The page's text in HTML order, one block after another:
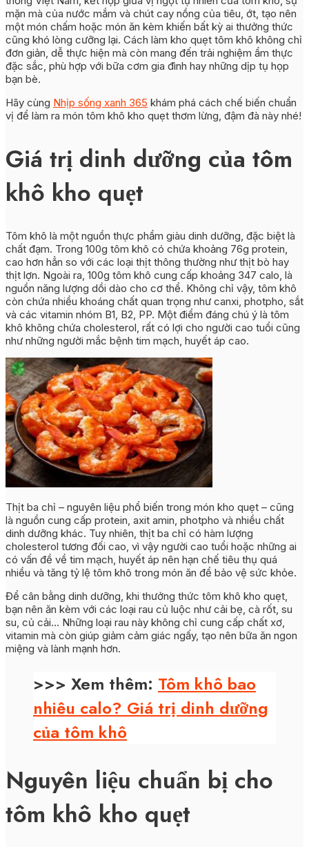
mặn mà của nước mắm và chút cay nồng của tiêu, ớt, tạo nên
một món chấm hoặc món ăn kèm khiến bất kỳ ai thưởng thức
cũng khó lòng cưỡng lại. Cách làm kho quẹt tôm khô không chỉ
đơn giản, dễ thực hiện mà còn mang đến trải nghiệm ẩm thực
đặc sắc, phù hợp với bữa cơm gia đình hay những dịp tụ họp
bạn bè.
Hãy cùng Nhịp sống xanh 365 khám phá cách chế biến chuẩn
vị để làm ra món tôm khô kho quẹt thơm lừng, đậm đà này nhé!
Giá trị dinh dưỡng của tôm
khô kho quẹt
Tôm khô là một nguồn thực phẩm giàu dinh dưỡng, đặc biệt là
chất đạm. Trong 100g tôm khô có chứa khoảng 76g protein,
cao hơn hẳn so với các loại thịt thông thường như thịt bò hay
thịt lợn. Ngoài ra, 100g tôm khô cung cấp khoảng 347 calo, là
nguồn năng lượng dồi dào cho cơ thể. Không chỉ vậy, tôm khô
còn chứa nhiều khoáng chất quan trọng như canxi, photpho, sắt
và các vitamin nhóm B1, B2, PP. Một điểm đáng chú ý là tôm
khô không chứa cholesterol, rất có lợi cho người cao tuổi cũng
như những người mắc bệnh tim mạch, huyết áp cao.
Thịt ba chỉ – nguyên liệu phổ biến trong món kho quẹt – cũng
là nguồn cung cấp protein, axit amin, photpho và nhiều chất
dinh dưỡng khác. Tuy nhiên, thịt ba chỉ có hàm lượng
cholesterol tương đối cao, vì vậy người cao tuổi hoặc những ai
có vấn đề về tim mạch, huyết áp nên hạn chế tiêu thụ quá
nhiều và tăng tỷ lệ tôm khô trong món ăn để bảo vệ sức khỏe.
Để cân bằng dinh dưỡng, khi thưởng thức tôm khô kho quẹt,
bạn nên ăn kèm với các loại rau củ luộc như cải bẹ, cà rốt, su
su, củ cải… Những loại rau này không chỉ cung cấp chất xơ,
vitamin mà còn giúp giảm cảm giác ngấy, tạo nên bữa ăn ngon
miệng và lành mạnh hơn.
>>> Xem thêm: Tôm khô bao
nhiêu calo? Giá trị dinh dưỡng
của tôm khô
Nguyên liệu chuẩn bị cho
tôm khô kho quẹt